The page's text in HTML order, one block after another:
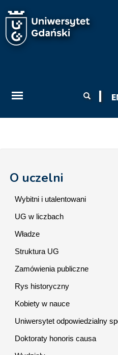
wyszukiwania
O uczelni
Wybitni i utalentowani
UG w liczbach
Władze
Struktura UG
Zamówienia publiczne
Rys historyczny
Kobiety w nauce
Uniwersytet odpowiedzialny
Doktoraty honoris causa